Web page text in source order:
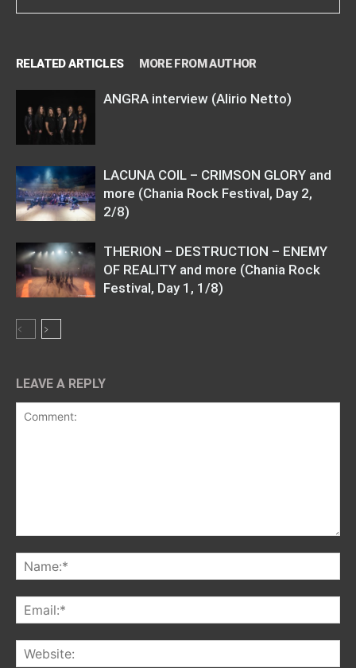
RELATED ARTICLES MORE FROM AUTHOR
ANGRA interview (Alirio Netto)
LACUNA COIL – CRIMSON GLORY and
more (Chania Rock Festival, Day 2,
2/8)
THERION – DESTRUCTION – ENEMY
OF REALITY and more (Chania Rock
Festival, Day 1, 1/8)
LEAVE A REPLY